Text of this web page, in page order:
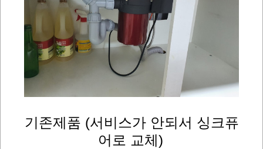
기존제품 (서비스가 안되서 싱크퓨
어로 교체)